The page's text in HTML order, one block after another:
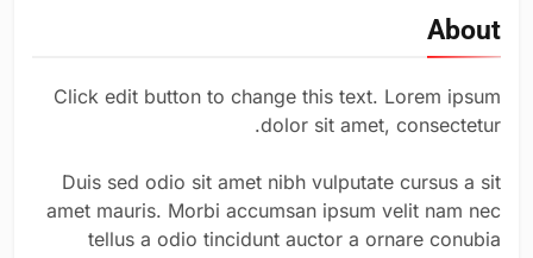
About
Click edit button to change this text. Lorem ipsum
dolor sit amet, consectetur.
Duis sed odio sit amet nibh vulputate cursus a sit
amet mauris. Morbi accumsan ipsum velit nam nec
tellus a odio tincidunt auctor a ornare conubia